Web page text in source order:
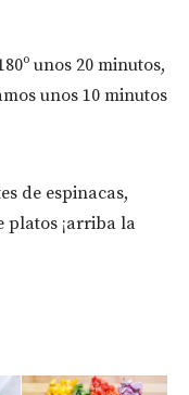
unos 20 minutos,
unos 10 minutos
de espinacas,
platos ¡arriba la